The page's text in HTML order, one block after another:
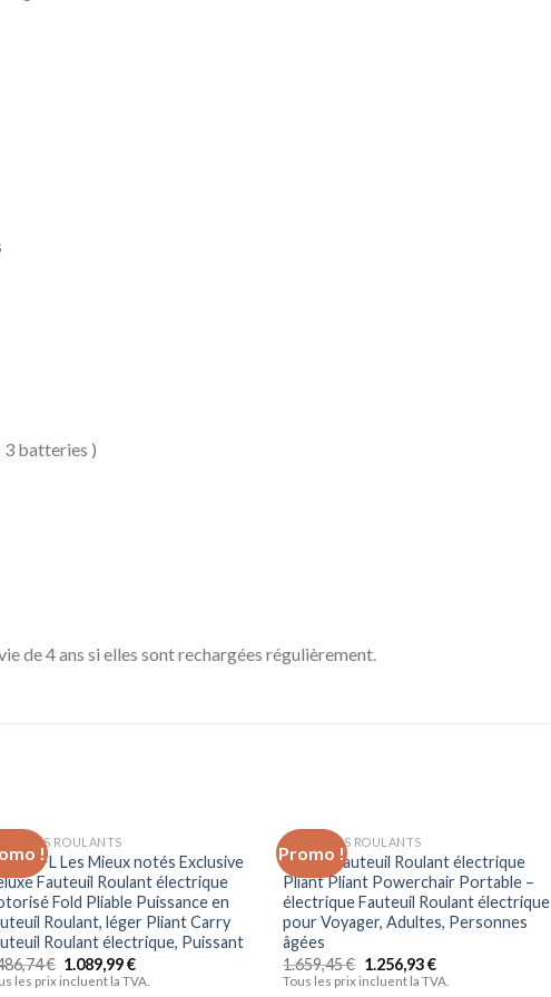
3 batteries )
de 4 ans si elles sont rechargées régulièrement.
!
Ajouter
à la liste
d’envies
ROULANTS
Les Mieux notés Exclusive
Fauteuil Roulant électrique
Fold Pliable Puissance en
Roulant, léger Pliant Carry
Roulant électrique, Puissant
€ 1.089,99€
les prix incluent la TVA.
Promo !
Ajouter
à la liste
d’envies
FAUTEUILS ROULANTS
Espejo Fauteuil Roulant électrique
Pliant Pliant Powerchair Portable –
électrique Fauteuil Roulant électrique
pour Voyager, Adultes, Personnes
âgées
1.659,45€ 1.256,93€
Tous les prix incluent la TVA.